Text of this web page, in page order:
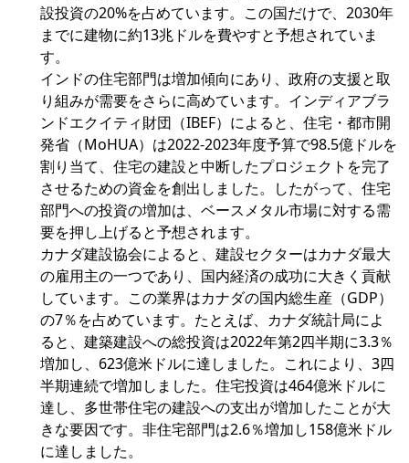
設投資の20%を占めています。この国だけで、2030年
までに建物に約13兆ドルを費やすと予想されていま
す。
インドの住宅部門は増加傾向にあり、政府の支援と取
り組みが需要をさらに高めています。インディアブラ
ンドエクイティ財団（IBEF）によると、住宅・都市開
発省（MoHUA）は2022-2023年度予算で98.5億ドルを
割り当て、住宅の建設と中断したプロジェクトを完了
させるための資金を創出しました。したがって、住宅
部門への投資の増加は、ベースメタル市場に対する需
要を押し上げると予想されます。
カナダ建設協会によると、建設セクターはカナダ最大
の雇用主の一つであり、国内経済の成功に大きく貢献
しています。この業界はカナダの国内総生産（GDP）
の7％を占めています。たとえば、カナダ統計局によ
ると、建築建設への総投資は2022年第2四半期に3.3％
増加し、623億米ドルに達しました。これにより、3四
半期連続で増加しました。住宅投資は464億米ドルに
達し、多世帯住宅の建設への支出が増加したことが大
きな要因です。非住宅部門は2.6％増加し158億米ドル
に達しました。